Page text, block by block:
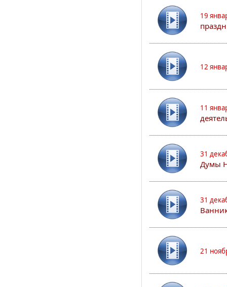
19
12
11
31
Думы
31
21